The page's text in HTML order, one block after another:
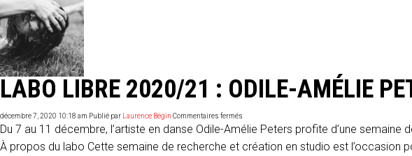
LABO LIBRE 2020/21 : ODILE-AMÉLIE
décembre 7, 2020 10:18 am Publié par Laurence Bégin Commentaires fermés
Labo
libre
2020/21
:
Du 7 au 11 décembre, l’artiste en danse Odile-Amélie Peters profite d’une
À propos du labo Cette semaine de recherche et création en studio est l’occasion